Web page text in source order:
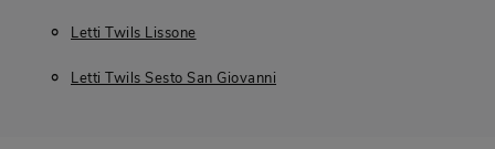
Letti Twils Lissone
Letti Twils Sesto San Giovanni